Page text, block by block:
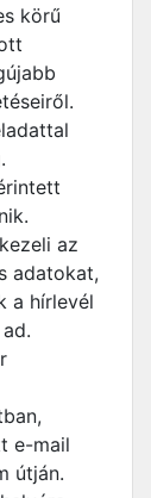
körű
az
adatokat,
a hírlevél
e-mail
útján.